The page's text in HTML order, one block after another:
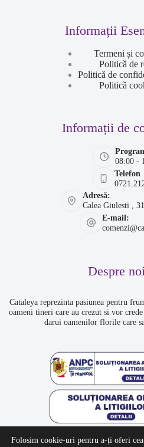
Informații
Termeni și
Politicǎ de
Politicǎ de
Politicǎ
Informații de
08:00 -
Telefon
Adresă:
Calea Giulesti ,
E-mail:
Despre noi
Cataleya reprezinta pasiunea pentru
oameni tineri care au crezut si vor
darui oamenilor florile care
Folosim cookie-uri pentru a-ți oferi